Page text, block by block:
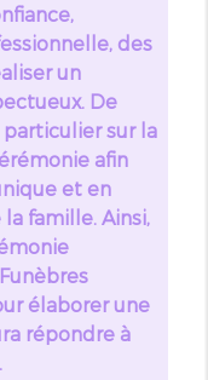
des
un
De
sur la
afin
et en
famille. Ainsi,
élaborer une
répondre à